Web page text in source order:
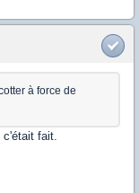
à force de
c'était fait.